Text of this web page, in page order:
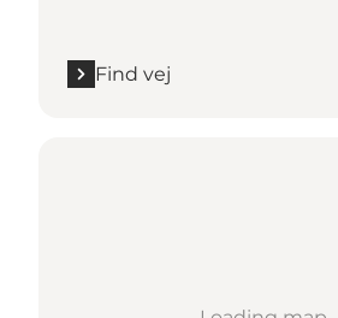
Find vej